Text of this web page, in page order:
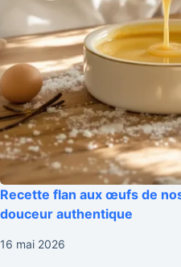
Recette flan aux œufs de
douceur authentique
16 mai 2026